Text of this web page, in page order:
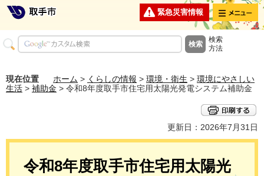
緊急災害情報 メニュー
検索
方法
現在位置 ホーム > くらしの情報 > 環境・衛生 > 環境にやさしい
生活 > 補助金 > 令和8年度取手市住宅用太陽光発電システム補助金
更新日：2026年7月31日
令和8年度取手市住宅用太陽光